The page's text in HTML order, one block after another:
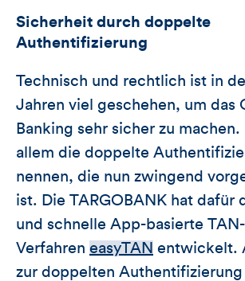
Sicherheit durch doppelte
Authentifizierung
Technisch und rechtlich ist in
Jahren viel geschehen, um das
Banking sehr sicher zu
allem die doppelte
nennen, die nun zwingend
ist. Die TARGOBANK hat dafür
und schnelle App-basierte TAN-
Verfahren easyTAN entwickelt.
zur doppelten Authentifizierung